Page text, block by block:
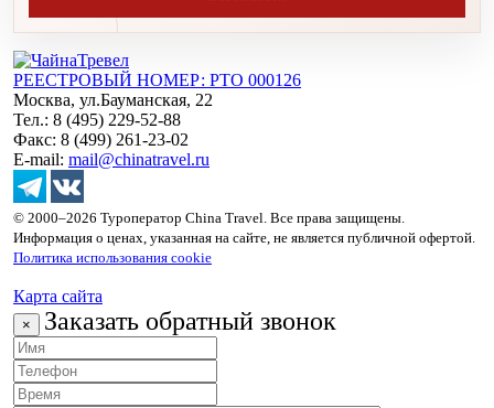
РЕЕСТРОВЫЙ НОМЕР: РТО 000126
Москва, ул.Бауманская, 22
Тел.: 8 (495) 229-52-88
Факс: 8 (499) 261-23-02
E-mail: mail@chinatravel.ru
© 2000–2026 Туроператор China Travel. Все права защищены.
Информация о ценах, указанная на сайте, не является публичной офертой.
Политика использования cookie
Карта сайта
× Заказать обратный звонок